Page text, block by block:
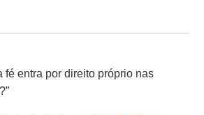
fé entra por direito próprio nas